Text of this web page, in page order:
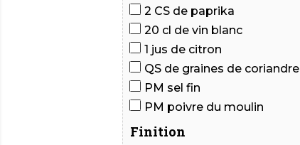
2 CS de paprika
20 cl de vin blanc
1 jus de citron
QS de graines de coriandre
PM sel fin
PM poivre du moulin
Finition